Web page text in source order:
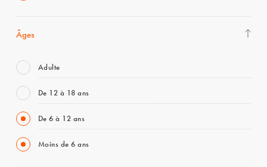
Âges
Adulte
De 12 à 18 ans
De 6 à 12 ans
Moins de 6 ans